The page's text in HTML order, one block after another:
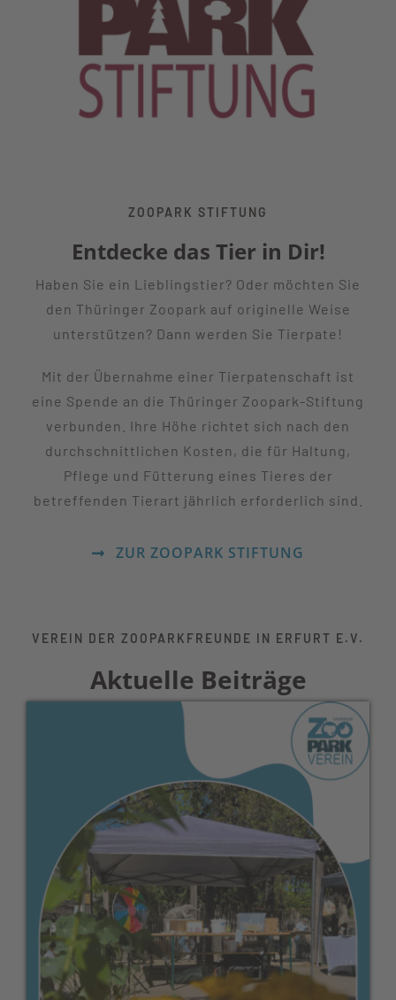
ZOOPARK STIFTUNG
Entdecke das Tier in Dir!
Haben Sie ein Lieblingstier? Oder möchten Sie
den Thüringer Zoopark auf originelle Weise
unterstützen? Dann werden Sie Tierpate!
Mit der Übernahme einer Tierpatenschaft ist
eine Spende an die Thüringer Zoopark-Stiftung
verbunden. Ihre Höhe richtet sich nach den
durchschnittlichen Kosten, die für Haltung,
Pflege und Fütterung eines Tieres der
betreffenden Tierart jährlich erforderlich sind.
ZUR ZOOPARK STIFTUNG
VEREIN DER ZOOPARKFREUNDE IN ERFURT E.V.
Aktuelle Beiträge